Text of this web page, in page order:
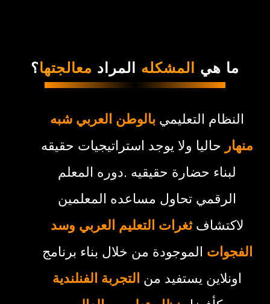
ما هي المشكله المراد معالجتها؟
النظام التعليمي بالوطن العربي شبه
منهار حاليا ولا يوجد استراتيجيات حقيقه
لبناء حضارة حقيقيه .دوره المعلم
الرقمي تحاول مساعده المعلمين
لاكتشافثغرات التعليم العربي وسد
الفجوات الموجودة من خلال بناء برنامج
اونلاين يستفيد من التجربة الفنلندية